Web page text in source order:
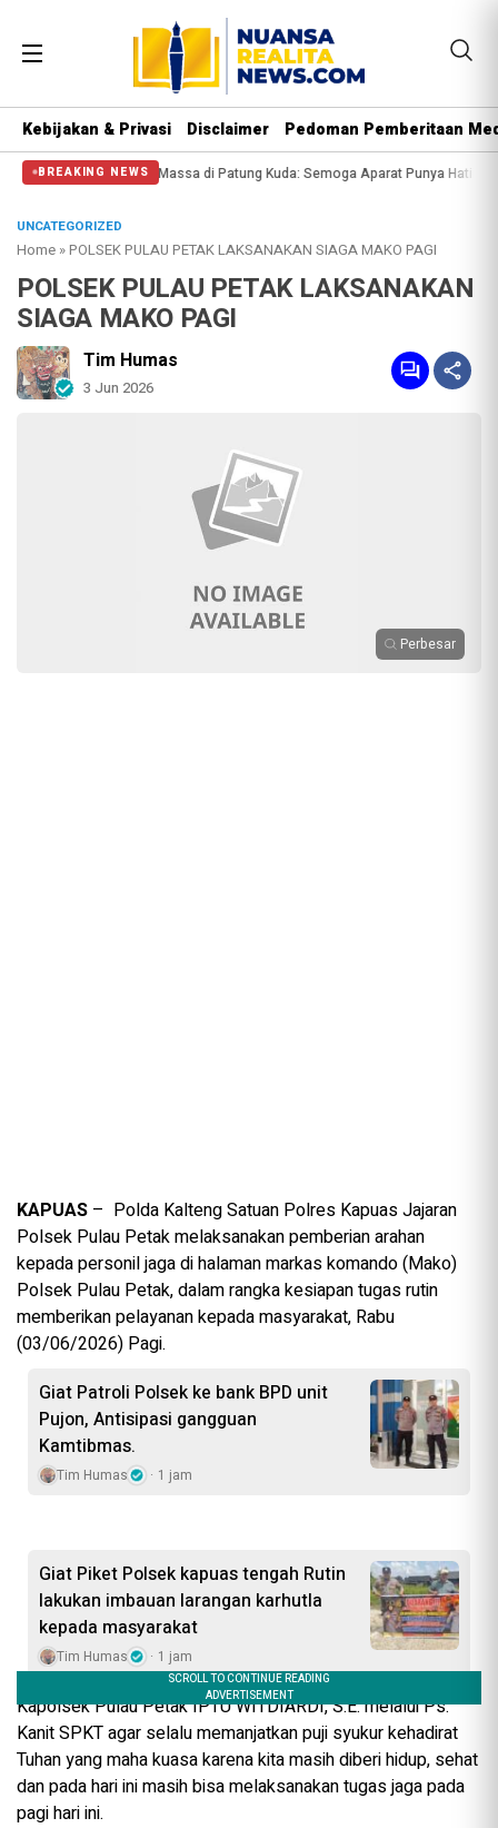
Kebijakan & Privasi Disclaimer Pedoman Pemberitaan
BREAKING NEWS
Halangi Massa di Patung Kuda: Semoga Aparat Punya Hati Nurani Massa
UNCATEGORIZED
Home »POLSEK PULAU PETAK LAKSANAKAN SIAGA MAKO PAGI
POLSEK PULAU PETAK LAKSANAKAN
SIAGA MAKO PAGI
Tim Humas
3 Jun 2026
Perbesar
KAPUAS – Polda Kalteng Satuan Polres Kapuas Jajaran
Polsek Pulau Petak melaksanakan pemberian arahan
kepada personil jaga di halaman markas komando (Mako)
Polsek Pulau Petak, dalam rangka kesiapan tugas rutin
memberikan pelayanan kepada masyarakat, Rabu
(03/06/2026) Pagi.
Giat Patroli Polsek ke bank BPD unit
Pujon, Antisipasi gangguan
Kamtibmas.
Tim Humas 1 jam
Giat Piket Polsek kapuas tengah Rutin
lakukan imbauan larangan karhutla
kepada masyarakat
Tim Humas 1 jam
Kapolsek Pulau Petak IPTU WITDIARDI, S.E. melalui Ps.
Kanit SPKT agar selalu memanjatkan puji syukur kehadirat
Tuhan yang maha kuasa karena kita masih diberi hidup, sehat
dan pada hari ini masih bisa melaksanakan tugas jaga pada
pagi hari ini.